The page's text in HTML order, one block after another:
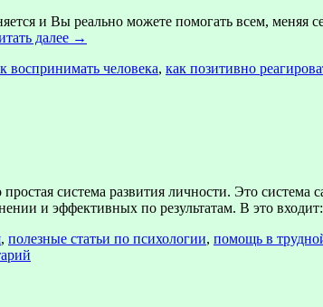
и Вы реально можете помогать всем, меняя
далее →
воспринимать человека, как позитивно
система развития личности. Это система
и эффективных по результатам. В это
, полезные статьи по психологии, помощь в